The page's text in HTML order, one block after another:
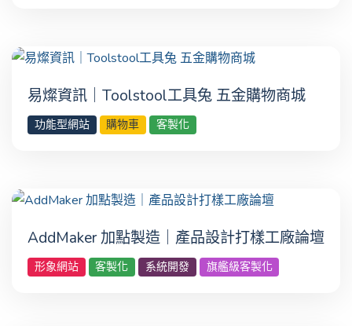
易燦資訊｜Toolstool工具兔 五金購物商城
功能型網站 購物車 客製化
AddMaker 加點製造｜產品設計打樣工廠論壇
形象網站 客製化 系統開發 旗艦級客製化